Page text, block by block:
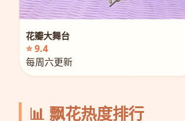
花瓣大舞台
⭐ 9.4
每周六更新
📊 飘花热度排行